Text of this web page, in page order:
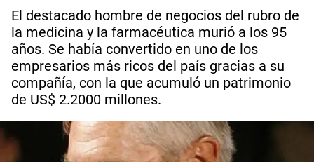
El destacado hombre de negocios del rubro de
la medicina y la farmacéutica murió a los 95
años. Se había convertido en uno de los
empresarios más ricos del país gracias a su
compañía, con la que acumuló un patrimonio
de US$ 2.2000 millones.